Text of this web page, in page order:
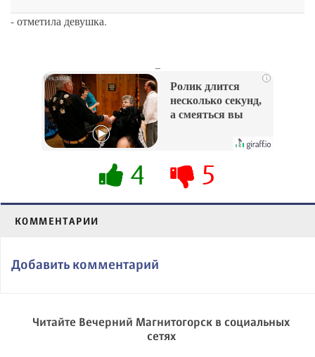
- отметила девушка.
i
Ролик длится
несколько секунд,
а смеяться вы
4 5
КОММЕНТАРИИ
Добавить комментарий
Читайте Вечерний Магнитогорск в социальных
сетях